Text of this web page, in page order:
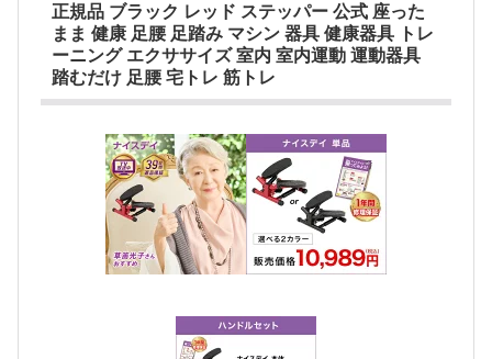
正規品 ブラック レッド ステッパー 公式 座った
まま 健康 足腰 足踏み マシン 器具 健康器具 トレ
ーニング エクササイズ 室内 室内運動 運動器具
踏むだけ 足腰 宅トレ 筋トレ